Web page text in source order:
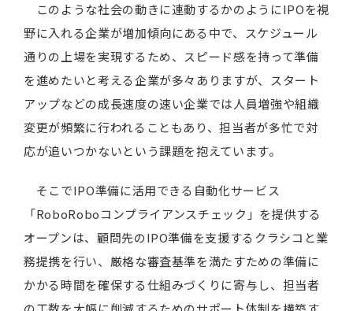
このような社会の動きに連動するかのようにIPOを視
野に入れる企業が増加傾向にある中で、スケジュール
通りの上場を実現するため、スピード感を持って準備
を進めたいと考える企業が多々ありますが、スタート
アップなどの成長速度の速い企業では人員増強や組織
変更が頻繁に行われることもあり、担当者が多忙で対
応が追いつかないという課題を抱えています。
そこでIPO準備に活用できる自動化サービス
「RoboRoboコンプライアンスチェック」を提供する
オープンは、顧問先のIPO準備を支援するクラシコと業
務提携を行い、厳格な審査基準を満たすための準備に
かかる時間を確保する仕組みづくりに寄与し、担当者